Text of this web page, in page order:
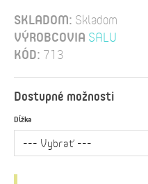
SKLADOM: Skladom
VÝROBCOVIA SALU
KÓD: 713
Dostupné možnosti
Dĺžka